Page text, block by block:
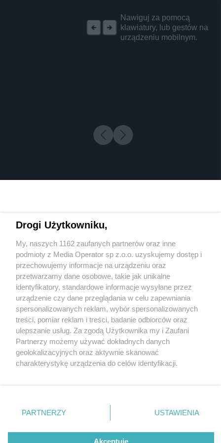
Nawiguj za pomocą
klawiatury, lub gestów na
urządzeniu mobilnym.
5 / 0
Wydawca mediów lokalnych
Nie zapomnij
zapoznać się z:
polityką prywatności regulamin korzystania z portali
Twojemiasto
Piekary Śląskie
Chorzów
Tarnowskie Góry
Gliwice
Skontakuj sięz nami
Kontakt
Wydawca
Redakcja
Drogi Użytkowniku,
My, naszych 1162 zaufanych partnerów oraz inne
podmioty z Media Operator sp z.o.o. uzyskujemy dostęp i
przechowujemy informacje na urządzeniu oraz
przetwarzamy dane osobowe, takie jak unikalne
identyfikatory, standardowe informacje wysyłane przez
urządzenie czy dane przeglądania w celu zapewniania
spersonalizowanych reklam, wybór spersonalizowanych
treści, pomiar reklam i treści, badanie odbiorców oraz
ulepszanie usług. Za zgodą Użytkownika my i Zaufani
Partnerzy możemy używać dokładnych danych
geolokalizacyjnych oraz aktywnie skanować
charakterystykę urządzenia do celów identyfikacji.
zmienić/wycofać klikając przycisk ustawień prywatności
znajdujący się w lewym dolnym rogu strony
rodzaje przetwarzania danych nie wymagają zgody
użytkownika, ale masz prawo sprzeciwić się takiemu
PARTNERZY USTAWIENIA
Akceptuję